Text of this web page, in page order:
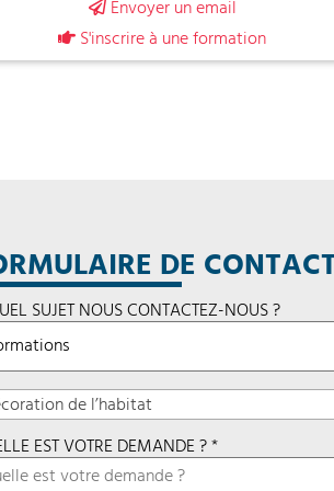
Envoyer un email
S'inscrire à une formation
DE
SUJET NOUS CONTACTEZ-NOUS ?
de l’habitat
EST VOTRE DEMANDE ? *